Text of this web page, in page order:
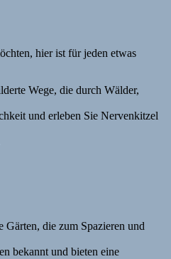
hier ist für jeden etwas
Wege, die durch Wälder,
und erleben Sie Nervenkitzel
Gärten, die zum Spazieren und
bekannt und bieten eine